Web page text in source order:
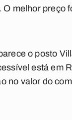
melhor
o posto
está em
no valor do